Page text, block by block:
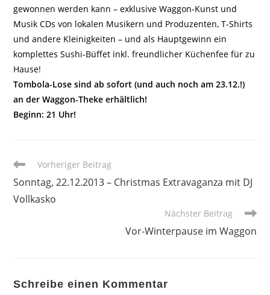
gewonnen werden kann – exklusive Waggon-Kunst und
Musik CDs von lokalen Musikern und Produzenten, T-Shirts
und andere Kleinigkeiten – und als Hauptgewinn ein
komplettes Sushi-Büffet inkl. freundlicher Küchenfee für zu
Hause!
Tombola-Lose sind ab sofort (und auch noch am 23.12.!)
an der Waggon-Theke erhältlich!
Beginn: 21 Uhr!
Weitere
ansehen
Vorheriger Beitrag
Sonntag, 22.12.2013 – Christmas Extravaganza mit DJ
Vollkasko
Nächster Beitrag
Vor-Winterpause im Waggon
Schreibe einen Kommentar